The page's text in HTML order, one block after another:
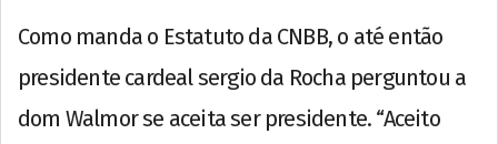
Como manda o Estatuto da CNBB, o até então
presidente cardeal sergio da Rocha perguntou a
dom Walmor se aceita ser presidente. “Aceito